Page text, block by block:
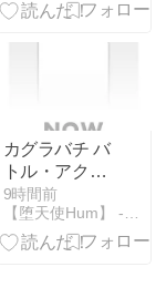
カグラバチ バ
トル・アクシ
ョンカグラバ
チ2026年9月
9時間前
【堕天使Hum】 - 【堕天使Hum】